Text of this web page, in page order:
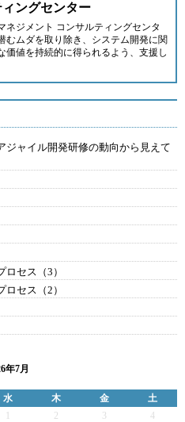
ングセンター
ネジメント コンサルティングセンタ
むムダを取り除き、システム開発に関
価値を持続的に得られるよう、支援し
ジャイル開発研修の動向から見えて
セス（3）
セス（2）
年7月
水 木 金
土
2 3
4